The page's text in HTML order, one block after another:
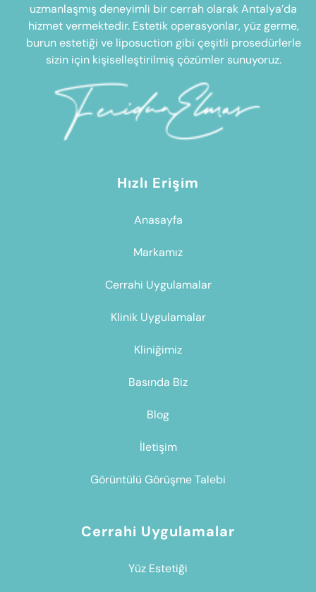
uzmanlaşmış deneyimli bir cerrah olarak Antalya’da
hizmet vermektedir. Estetik operasyonlar, yüz germe,
burun estetiği ve liposuction gibi çeşitli prosedürlerle
sizin için kişiselleştirilmiş çözümler sunuyoruz.
Hızlı Erişim
Anasayfa
Markamız
Cerrahi Uygulamalar
Klinik Uygulamalar
Kliniğimiz
Basında Biz
Blog
İletişim
Görüntülü Görüşme Talebi
Cerrahi Uygulamalar
Yüz Estetiği